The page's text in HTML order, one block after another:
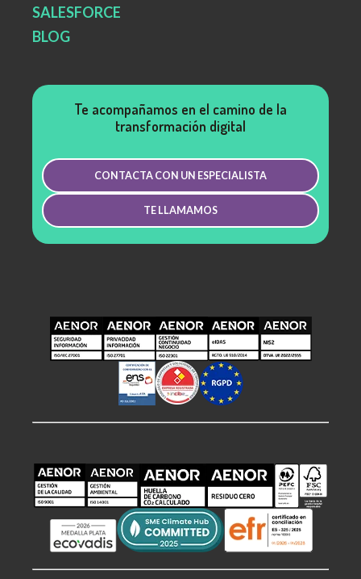
SALESFORCE
BLOG
Te acompañamos en el camino de la
transformación digital
CONTACTA CON UN ESPECIALISTA
TE LLAMAMOS